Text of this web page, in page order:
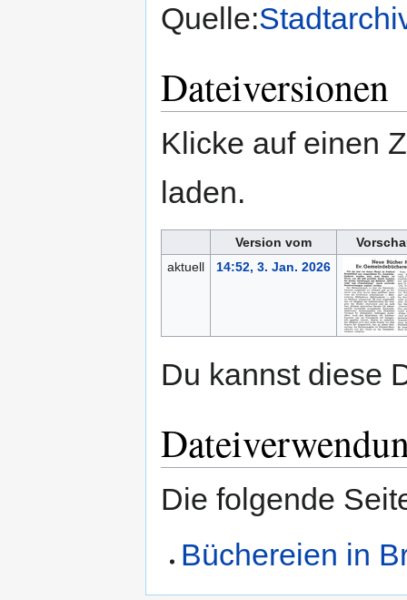
Quelle:
Dateiversionen
Klicke auf einen
laden.
Version vom
aktuell
14:52, 3. Jan. 2026
Du kannst diese
Die folgende
Büchereien in